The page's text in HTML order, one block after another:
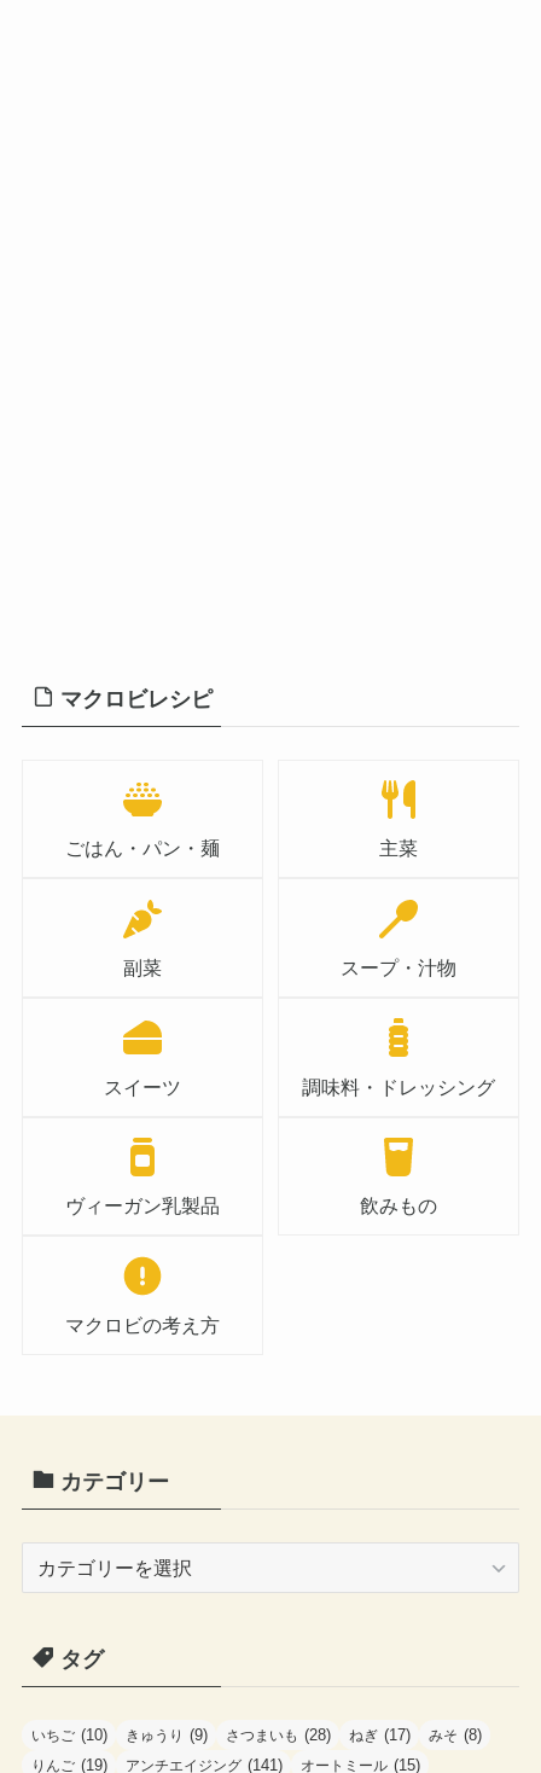
マクロビレシピ
ごはん・パン・麺 主菜
副菜 スープ・汁物
スイーツ 調味料・ドレッシング
ヴィーガン乳製品 飲みもの
マクロビの考え方
カテゴリー
ゴ
タグ
いちご (10) きゅうり (9) さつまいも (28) ねぎ (17) みそ (8)
りんご (19) アンチエイジング (141) オートミール (15)